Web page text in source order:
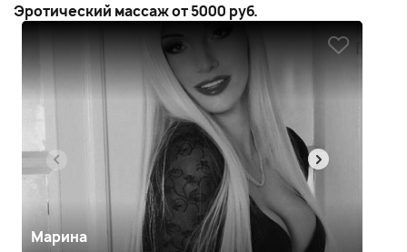
Эротический массаж от 5000 руб.
Марина